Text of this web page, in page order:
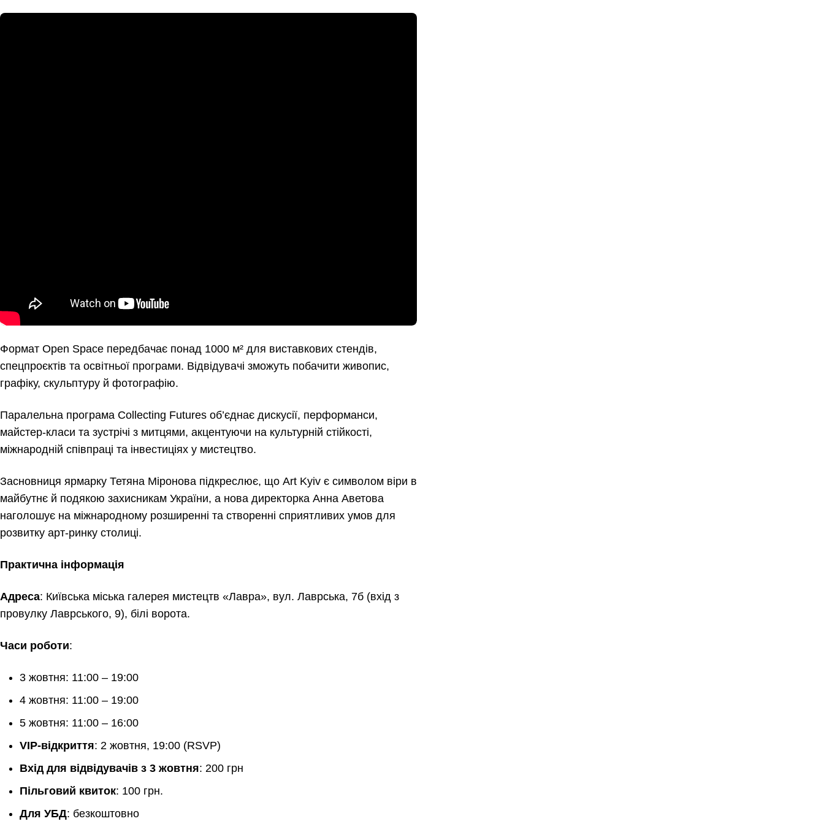
Формат Open Space передбачає понад 1000 м² для виставкових стендів,
спецпроєктів та освітньої програми. Відвідувачі зможуть побачити живопис,
графіку, скульптуру й фотографію.
Паралельна програма Collecting Futures об’єднає дискусії, перформанси,
майстер-класи та зустрічі з митцями, акцентуючи на культурній стійкості,
міжнародній співпраці та інвестиціях у мистецтво.
Засновниця ярмарку Тетяна Міронова підкреслює, що Art Kyiv є символом віри в
майбутнє й подякою захисникам України, а нова директорка Анна Аветова
наголошує на міжнародному розширенні та створенні сприятливих умов для
розвитку арт-ринку столиці.
Практична інформація
Адреса: Київська міська галерея мистецтв «Лавра», вул. Лаврська, 7б (вхід з
провулку Лаврського, 9), білі ворота.
Часи роботи:
3 жовтня: 11:00 – 19:00
4 жовтня: 11:00 – 19:00
5 жовтня: 11:00 – 16:00
VIP-відкриття: 2 жовтня, 19:00 (RSVP)
Вхід для відвідувачів з 3 жовтня: 200 грн
Пільговий квиток: 100 грн.
Для УБД: безкоштовно